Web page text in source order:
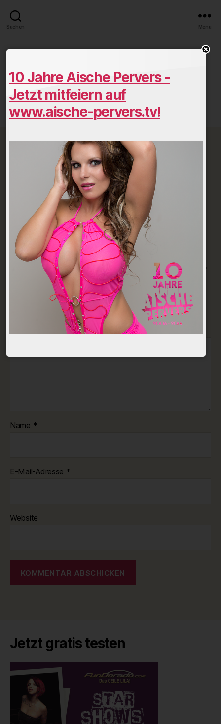
10 Jahre Aische Pervers -
Jetzt mitfeiern auf
www.aische-pervers.tv!
Suchen Menü
Beitragsautor
Von Veröffentlichungsdatum
Dezember 20, 2016
Keine Kommentare
518a5a31.jpg
Schreibe einen Kommentar
Deine E-Mail-Adresse wird nicht veröffentlicht.
Erforderliche Felder sind mit
*markiert
Name *
E-Mail-Adresse *
Website
Jetzt gratis testen